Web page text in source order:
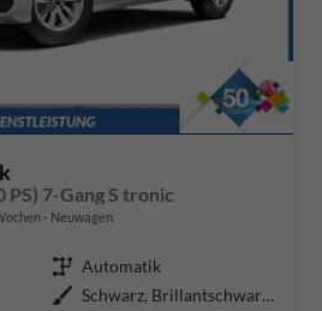
PS) 7-Gang S tronic
Neuwagen
Getriebe Automatik
Außenfarbe
Schwarz, Brillantschwarz (A2)